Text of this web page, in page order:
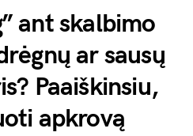
ant skalbimo
ar sausų
Paaiškinsiu,
apkrovą